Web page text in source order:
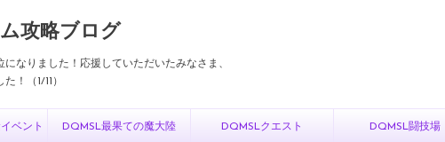
攻略ブログ
になりました！応援していただいたみなさま、
！（1/11）
ベント DQMSL最果ての魔大陸 DQMSLクエスト DQMSL闘技場